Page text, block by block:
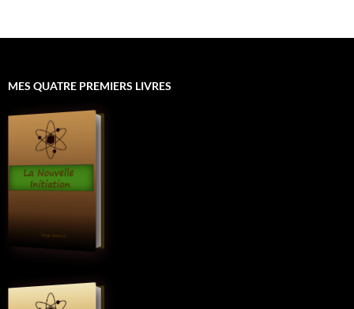
MES QUATRE PREMIERS LIVRES